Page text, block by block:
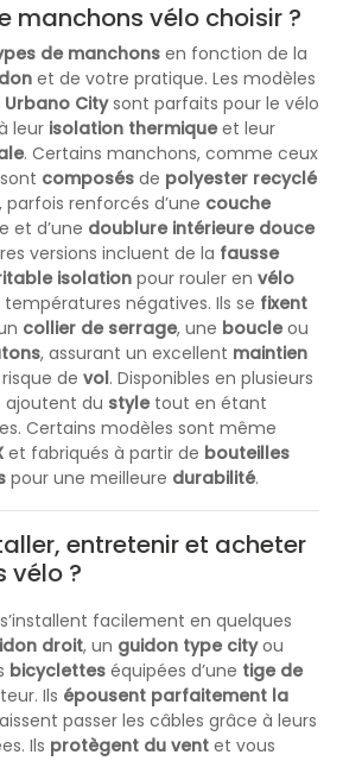
manchons vélo choisir ?
de manchons en fonction de la
et de votre pratique. Les modèles
Urbano Citysont parfaits pour le vélo
leur isolation thermiqueet leur
. Certains manchons, comme ceux
composés de polyester recyclé
, parfois renforcés d’une couche
et d’une doublure intérieure douce
versions incluent de la fausse
isolation pour rouler en vélo
négatives. Ils se fixent
collier de serrage, une boucleou
, assurant un excellent maintien
de vol. Disponibles en plusieurs
ajoutent du styletout en étant
Certains modèles sont même
et fabriqués à partir de bouteilles
pour une meilleure durabilité.
entretenir et acheter
vélo ?
facilement en quelques
droit, un guidon type cityou
bicyclettes équipées d’une tige de
Ils épousent parfaitement la
passer les câbles grâce à leurs
Ils protègent du vent et vous